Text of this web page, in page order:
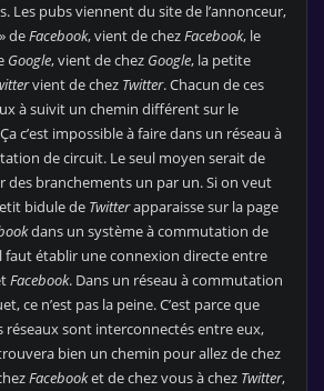
Les pubs viennent du site de l’annonceur,
deFacebook, vient de chezFacebook, le
Google, vient de chez Google, la petite
vient de chez Twitter. Chacun de ces
à suivit un chemin différent sur le
c’est impossible à faire dans un réseau à
de circuit. Le seul moyen serait de
des branchements un par un. Si on veut
bidule de Twitterapparaisse sur la page
dans un système à commutation de
faut établir une connexion directe entre
Facebook. Dans un réseau à commutation
ce n’est pas la peine. C’est parce que
réseaux sont interconnectés entre eux,
bien un chemin pour allez de chez
Facebooket de chez vous à chez Twitter,